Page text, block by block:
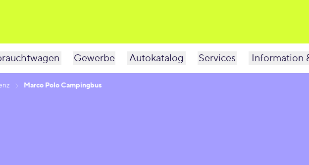
Gewerbe Autokatalog Services Information
Marco Polo Campingbus